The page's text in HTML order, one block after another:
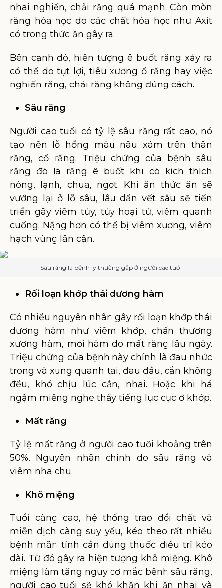
nhai nghiến, chải răng quá mạnh. Còn mòn
răng hóa học do các chất hóa học như Axit
có trong thức ăn gây ra.
Bên cạnh đó, hiện tượng ê buốt răng xảy ra
có thể do tụt lợi, tiêu xương ổ răng hay việc
nghiến răng, chải răng không đúng cách.
Sâu răng
Người cao tuổi có tỷ lệ sâu răng rất cao, nó
tạo nên lỗ hổng màu nâu xám trên thân
răng, cổ răng. Triệu chứng của bệnh sâu
răng đó là răng ê buốt khi có kích thích
nóng, lạnh, chua, ngọt. Khi ăn thức ăn sẽ
vướng lại ở lỗ sâu, lâu dần vết sâu sẽ tiến
triển gây viêm tủy, tủy hoại tử, viêm quanh
cuống. Nặng hơn có thể bị viêm xương, viêm
hạch vùng lân cận.
Sâu răng là bệnh lý thường gặp ở người cao tuổi
Rối loạn khớp thái dương hàm
Có nhiều nguyên nhân gây rối loạn khớp thái
dương hàm như viêm khớp, chấn thương
xương hàm, mỏi hàm do mất răng lâu ngày.
Triệu chứng của bệnh này chính là đau nhức
trong và xung quanh tai, đau đầu, cắn không
đều, khó chịu lúc cắn, nhai. Hoặc khi há
ngậm miệng nghe thấy tiếng lục cục ở khớp.
Mất răng
Tỷ lệ mất răng ở người cao tuổi khoảng trên
50%. Nguyên nhân chính do sâu răng và
viêm nha chu.
Khô miệng
Tuổi càng cao, hệ thống trao đổi chất và
miễn dịch càng suy yếu, kéo theo rất nhiều
bệnh mãn tính cần dùng thuốc điều trị kéo
dài. Từ đó gây ra hiện tượng khô miệng. Khô
miệng làm tăng nguy cơ mắc bệnh sâu răng,
người cao tuổi sẽ khó khăn khi ăn nhai và